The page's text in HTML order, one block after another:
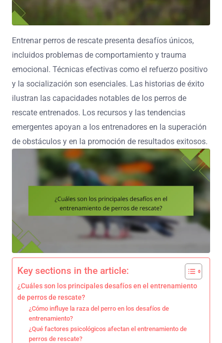
Entrenar perros de rescate presenta desafíos únicos,
incluidos problemas de comportamiento y trauma
emocional. Técnicas efectivas como el refuerzo positivo
y la socialización son esenciales. Las historias de éxito
ilustran las capacidades notables de los perros de
rescate entrenados. Los recursos y las tendencias
emergentes apoyan a los entrenadores en la superación
de obstáculos y en la promoción de resultados exitosos.
Key sections in the article:
¿Cuáles son los principales desafíos en el entrenamiento
de perros de rescate?
¿Cómo influye la raza del perro en los desafíos de
entrenamiento?
¿Qué factores psicológicos afectan el entrenamiento de
perros de rescate?